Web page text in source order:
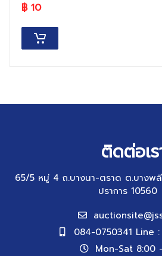
฿ 10
ติดต่อเร
65/5 หมู่ 4 ถ.บางนา-ตราด ต.บางพ
ปราการ 10560
084-0750341 Line
Mon-Sat 8:00